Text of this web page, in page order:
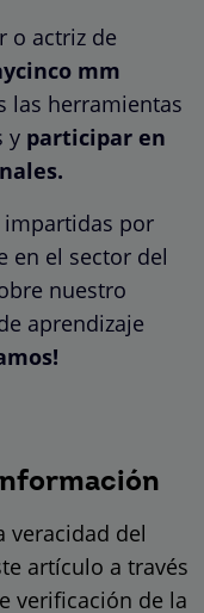
o actriz de
mm
las herramientas
y participar en
impartidas por
en el sector del
nuestro
aprendizaje
veracidad del
artículo a través
verificación de la